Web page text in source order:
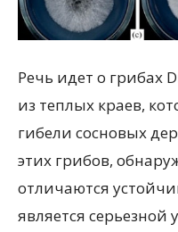
Речь идет о грибах
из теплых краев,
гибели сосновых
этих грибов,
отличаются
является серьезной